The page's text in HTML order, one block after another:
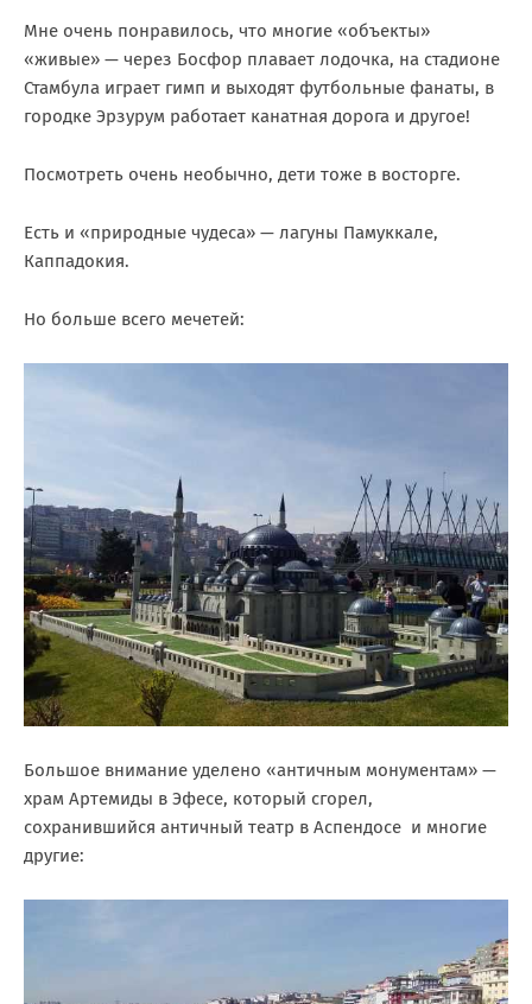
Мне очень понравилось, что многие «объекты»
«живые» — через Босфор плавает лодочка, на стадионе
Стамбула играет гимп и выходят футбольные фанаты, в
городке Эрзурум работает канатная дорога и другое!
Посмотреть очень необычно, дети тоже в восторге.
Есть и «природные чудеса» — лагуны Памуккале,
Каппадокия.
Но больше всего мечетей:
Большое внимание уделено «античным монументам» —
храм Артемиды в Эфесе, который сгорел,
сохранившийся античный театр в Аспендосе и многие
другие: